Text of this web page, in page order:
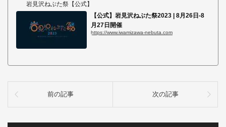
岩見沢ねぶた祭【公式】
【公式】岩見沢ねぶた祭2023 | 8月26日-8
月27日開催
https://www.iwamizawa-nebuta.com
前の記事 次の記事